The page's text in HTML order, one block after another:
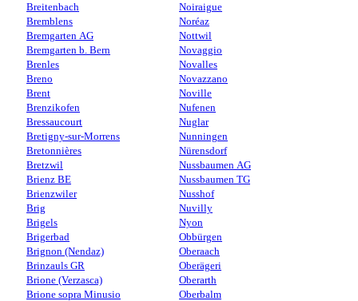
Breitenbach
Bremblens
Bremgarten AG
Bremgarten b. Bern
Brenles
Breno
Brent
Brenzikofen
Bressaucourt
Bretigny-sur-Morrens
Bretonnières
Bretzwil
Brienz BE
Brienzwiler
Brig
Brigels
Brigerbad
Brignon (Nendaz)
Brinzauls GR
Brione (Verzasca)
Brione sopra Minusio
Noiraigue
Noréaz
Nottwil
Novaggio
Novalles
Novazzano
Noville
Nufenen
Nuglar
Nunningen
Nürensdorf
Nussbaumen AG
Nussbaumen TG
Nusshof
Nuvilly
Nyon
Obbürgen
Oberaach
Oberägeri
Oberarth
Oberbalm